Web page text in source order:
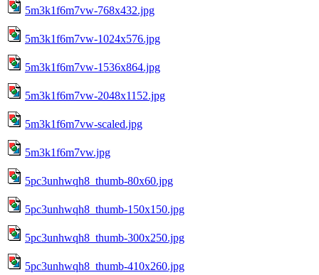
5m3k1f6m7vw-768x432.jpg
5m3k1f6m7vw-1024x576.jpg
5m3k1f6m7vw-1536x864.jpg
5m3k1f6m7vw-2048x1152.jpg
5m3k1f6m7vw-scaled.jpg
5m3k1f6m7vw.jpg
5pc3unhwqh8_thumb-80x60.jpg
5pc3unhwqh8_thumb-150x150.jpg
5pc3unhwqh8_thumb-300x250.jpg
5pc3unhwqh8_thumb-410x260.jpg